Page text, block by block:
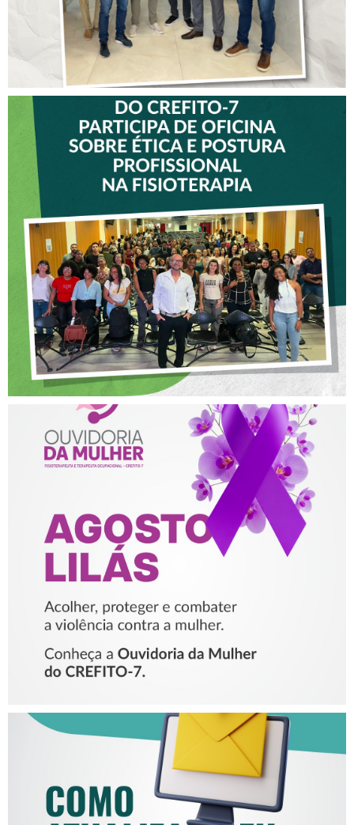
VICE-PRESIDENTE DO
CREFITO-7 PARTICIPA DE
OFICINA SOBRE ÉTICA E
POSTURA PROFISSIONAL
NA FISIOTERAPIA
AGOSTO LILÁS – ACOLHER,
PROTEGER E COMBATER A
VIOLÊNCIA CONTRA A
MULHER